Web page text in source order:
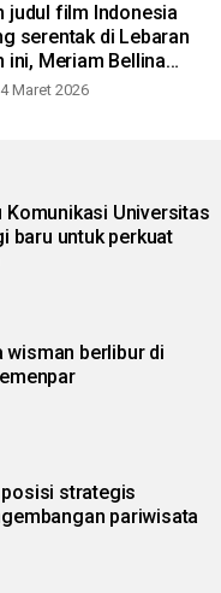
judul film Indonesia
serentak di Lebaran
ini, Meriam Bellina
Maret 2026
Universitas
baru untuk perkuat
wisman berlibur di
strategis
pariwisata